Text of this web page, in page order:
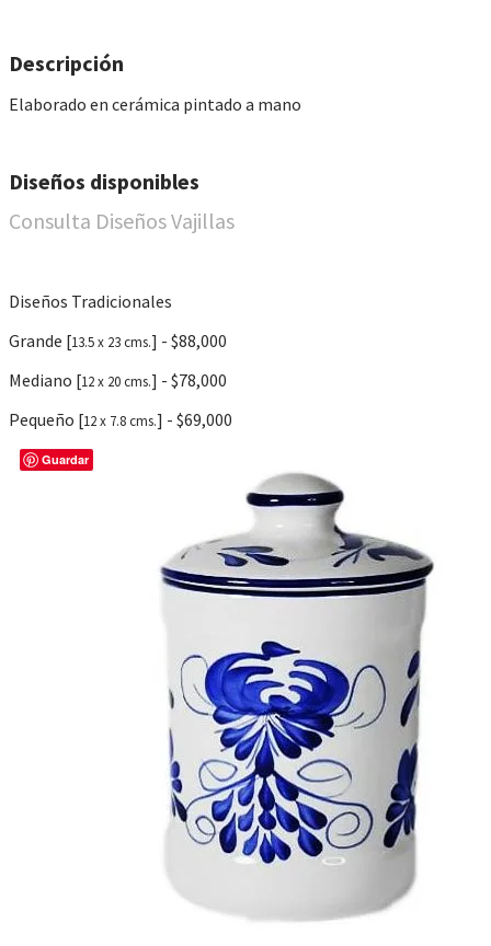
​Descripción
Elaborado en cerámica pintado a mano
Diseños disponibles
Consulta Diseños Vajillas
Diseños Tradicionales
Grande [13.5 x 23 cms.] - $88,000
Mediano [12 x 20 cms.] - $78,000
Pequeño [12 x 7.8 cms.] - $69,000
Guardar